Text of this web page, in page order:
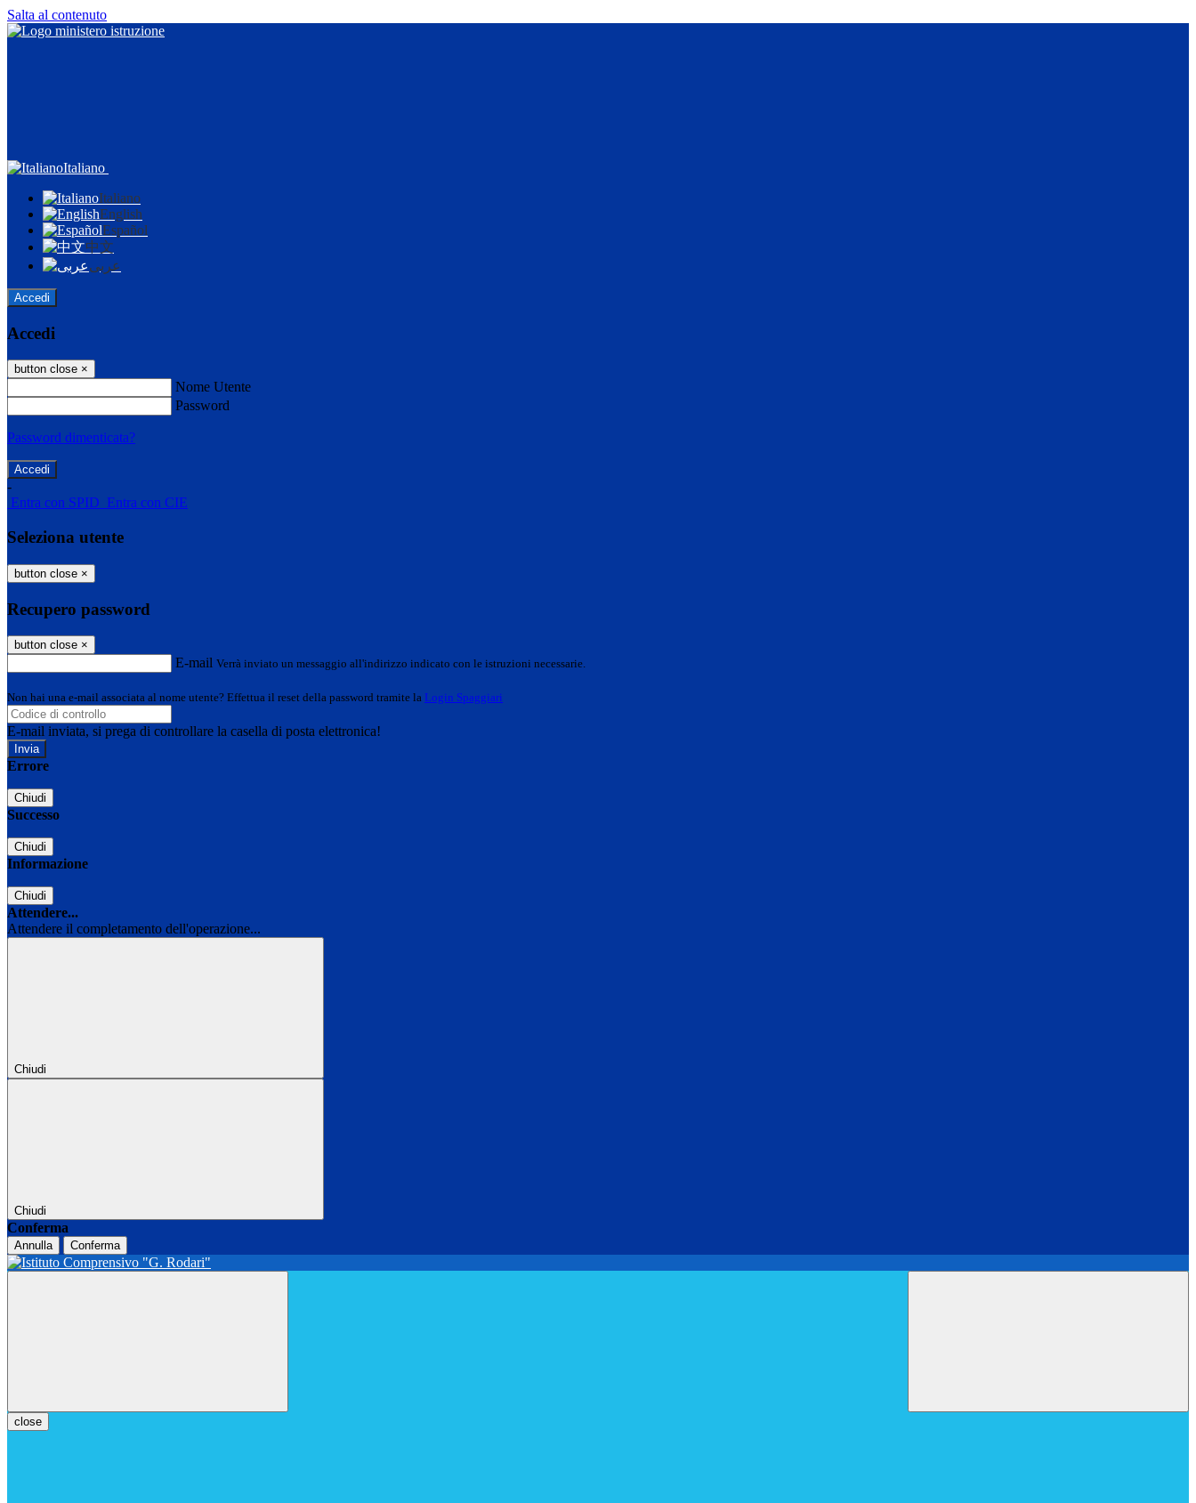
Salta al contenuto
Italiano
Italiano
English
Español
中文
عربى
Accedi
Accedi
button close ×
Nome Utente
Password
Password dimenticata?
-
Entra con SPID Entra con CIE
Seleziona utente
button close ×
Recupero password
button close ×
E-mail Verrà inviato un messaggio all'indirizzo indicato con le istruzioni necessarie.
Non hai una e-mail associata al nome utente? Effettua il reset della password tramite la Login Spaggiari
E-mail inviata, si prega di controllare la casella di posta elettronica!
Errore
Chiudi
Successo
Chiudi
Informazione
Chiudi
Attendere...
Attendere il completamento dell'operazione...
Chiudi
Chiudi
Conferma
Annulla Conferma
close